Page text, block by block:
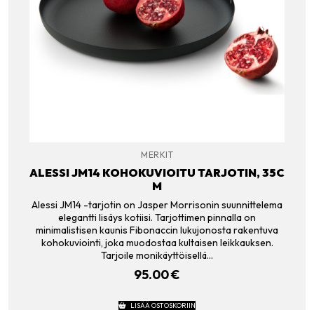
MERKIT
ALESSI JM14 KOHOKUVIOITU TARJOTIN, 35C
M
Alessi JM14 -tarjotin on Jasper Morrisonin suunnittelema
elegantti lisäys kotiisi. Tarjottimen pinnalla on
minimalistisen kaunis Fibonaccin lukujonosta rakentuva
kohokuviointi, joka muodostaa kultaisen leikkauksen.
Tarjoile monikäyttöisellä…
95.00€
LISÄÄ OSTOSKORIIN